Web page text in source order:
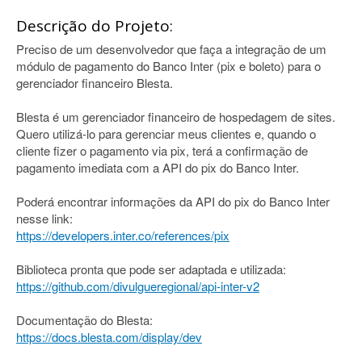
Descrição do Projeto:
Preciso de um desenvolvedor que faça a integração de um
módulo de pagamento do Banco Inter (pix e boleto) para o
gerenciador financeiro Blesta.
Blesta é um gerenciador financeiro de hospedagem de sites.
Quero utilizá-lo para gerenciar meus clientes e, quando o
cliente fizer o pagamento via pix, terá a confirmação de
pagamento imediata com a API do pix do Banco Inter.
Poderá encontrar informações da API do pix do Banco Inter
nesse link:
https://developers.inter.co/references/pix
Biblioteca pronta que pode ser adaptada e utilizada:
https://github.com/divulgueregional/api-inter-v2
Documentação do Blesta:
https://docs.blesta.com/display/dev